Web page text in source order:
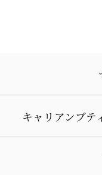
キャリアンブテ